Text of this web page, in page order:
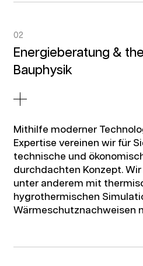
02
Energieberatung &
Bauphysik
Mithilfe moderner
Expertise vereinen wir für
technische und
durchdachten Konzept.
unter anderem mit
hygrothermischen
Wärmeschutznachweisen